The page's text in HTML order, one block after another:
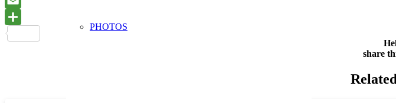
PHOTOS
share